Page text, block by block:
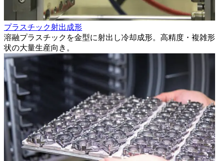
プラスチック射出成形
溶融プラスチックを金型に射出し冷却成形。高精度・複雑形
状の大量生産向き。